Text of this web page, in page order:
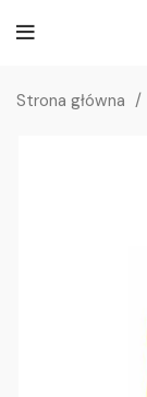
Strona główna